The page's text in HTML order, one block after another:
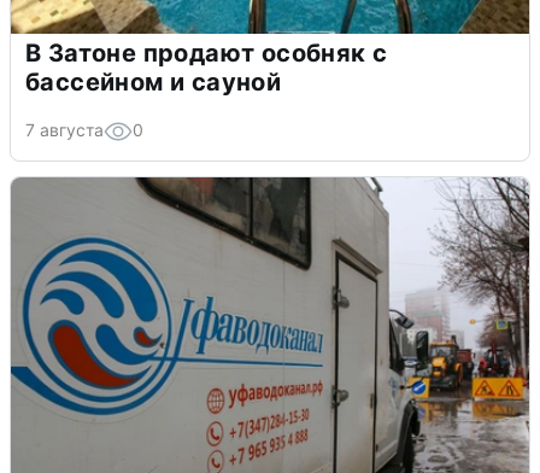
В Затоне продают особняк с
бассейном и сауной
7 августа 0